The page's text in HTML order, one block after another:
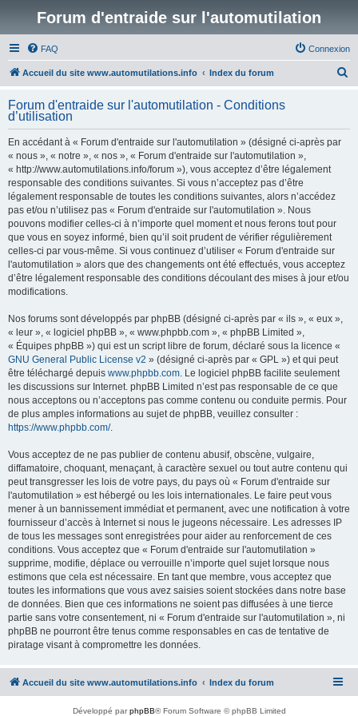
Forum d'entraide sur l'automutilation
FAQ Connexion
Accueil du site www.automutilations.info Index du forum
h
Forum d'entraide sur l'automutilation - Conditions
d’utilisation
En accédant à « Forum d'entraide sur l'automutilation » (désigné ci-après par
« nous », « notre », « nos », « Forum d'entraide sur l'automutilation »,
« http://www.automutilations.info/forum »), vous acceptez d’être légalement
responsable des conditions suivantes. Si vous n’acceptez pas d’être
légalement responsable de toutes les conditions suivantes, alors n’accédez
pas et/ou n’utilisez pas « Forum d'entraide sur l'automutilation ». Nous
pouvons modifier celles-ci à n’importe quel moment et nous ferons tout pour
que vous en soyez informé, bien qu’il soit prudent de vérifier régulièrement
celles-ci par vous-même. Si vous continuez d’utiliser « Forum d'entraide sur
l'automutilation » alors que des changements ont été effectués, vous acceptez
d’être légalement responsable des conditions découlant des mises à jour et/ou
modifications.
Nos forums sont développés par phpBB (désigné ci-après par « ils », « eux »,
« leur », « logiciel phpBB », « www.phpbb.com », « phpBB Limited »,
« Équipes phpBB ») qui est un script libre de forum, déclaré sous la licence «
GNU General Public License v2 » (désigné ci-après par « GPL ») et qui peut
être téléchargé depuis www.phpbb.com. Le logiciel phpBB facilite seulement
les discussions sur Internet. phpBB Limited n’est pas responsable de ce que
nous acceptons ou n’acceptons pas comme contenu ou conduite permis. Pour
de plus amples informations au sujet de phpBB, veuillez consulter :
https://www.phpbb.com/.
Vous acceptez de ne pas publier de contenu abusif, obscène, vulgaire,
diffamatoire, choquant, menaçant, à caractère sexuel ou tout autre contenu qui
peut transgresser les lois de votre pays, du pays où « Forum d'entraide sur
l'automutilation » est hébergé ou les lois internationales. Le faire peut vous
mener à un bannissement immédiat et permanent, avec une notification à votre
fournisseur d’accès à Internet si nous le jugeons nécessaire. Les adresses IP
de tous les messages sont enregistrées pour aider au renforcement de ces
conditions. Vous acceptez que « Forum d'entraide sur l'automutilation »
supprime, modifie, déplace ou verrouille n’importe quel sujet lorsque nous
estimons que cela est nécessaire. En tant que membre, vous acceptez que
toutes les informations que vous avez saisies soient stockées dans notre base
de données. Bien que ces informations ne soient pas diffusées à une tierce
partie sans votre consentement, ni « Forum d'entraide sur l'automutilation », ni
phpBB ne pourront être tenus comme responsables en cas de tentative de
piratage visant à compromettre les données.
Accueil du site www.automutilations.info Index du forum
Développé parphpBB® Forum Software © phpBB Limited